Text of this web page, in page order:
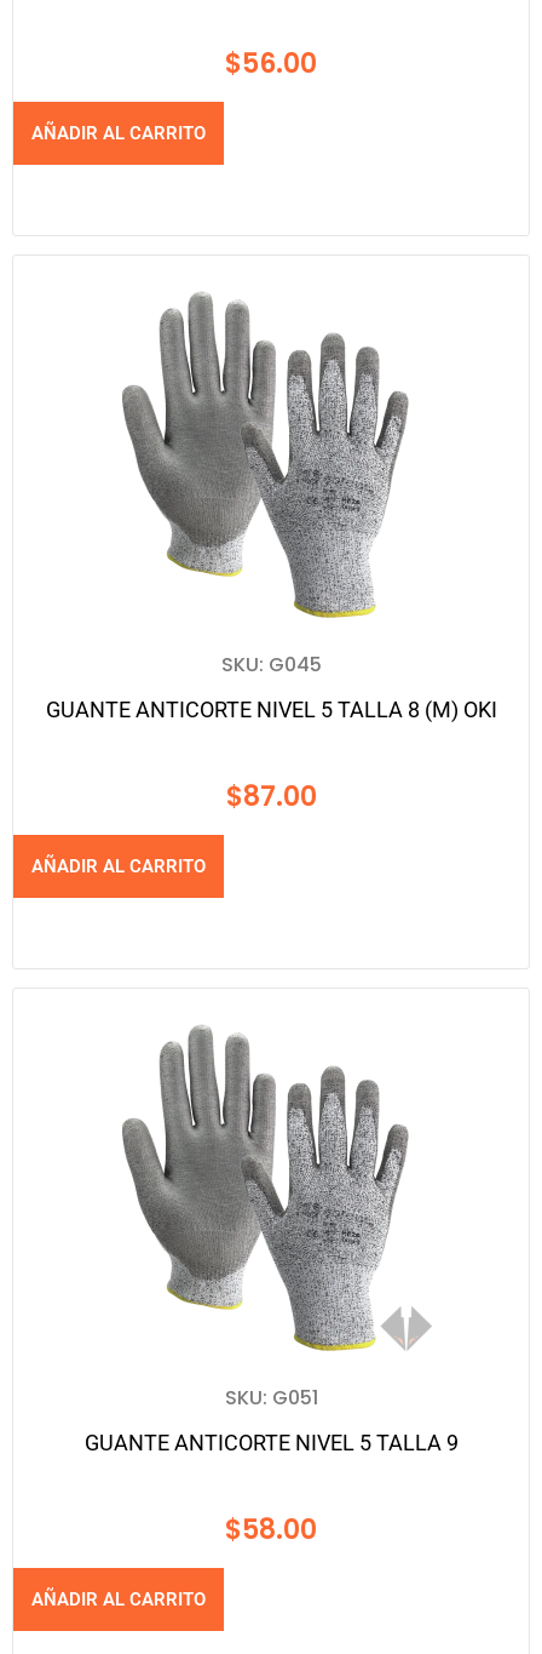
$56.00
AÑADIR AL CARRITO
SKU: G045
GUANTE ANTICORTE NIVEL 5 TALLA 8 (M) OKI
$87.00
AÑADIR AL CARRITO
SKU: G051
GUANTE ANTICORTE NIVEL 5 TALLA 9
$58.00
AÑADIR AL CARRITO